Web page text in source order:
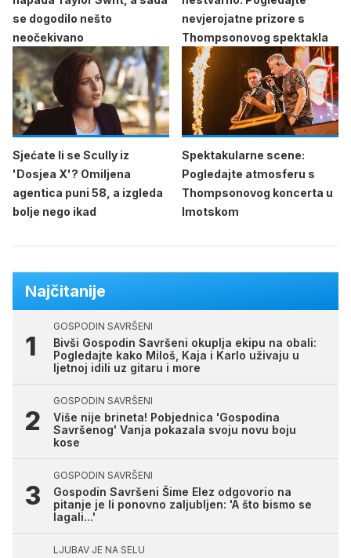
se dogodilo nešto
neočekivano
nevjerojatne prizore s
Thompsonovog spektakla
Sjećate li se Scully iz
'Dosjea X'? Omiljena
agentica puni 58, a izgleda
bolje nego ikad
Spektakularne scene:
Pogledajte atmosferu s
Thompsonovog koncerta u
Imotskom
Najčitanije
GOSPODIN SAVRŠENI
Bivši Gospodin Savršeni okuplja ekipu na obali:
Pogledajte kako Miloš, Kaja i Karlo uživaju u
ljetnoj idili uz gitaru i more
GOSPODIN SAVRŠENI
Više nije brineta! Pobjednica 'Gospodina
Savršenog' Vanja pokazala svoju novu boju
kose
GOSPODIN SAVRŠENI
Gospodin Savršeni Šime Elez odgovorio na
pitanje je li ponovno zaljubljen: 'A što bismo se
lagali...'
LJUBAV JE NA SELU